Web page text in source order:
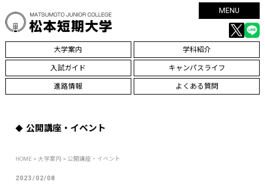
MENU
大学案内 学科紹介
入試ガイド キャンパスライフ
進路情報 よくある質問
公開講座・イベント
HOME >大学案内 > 公開講座・イベント
2023/02/08